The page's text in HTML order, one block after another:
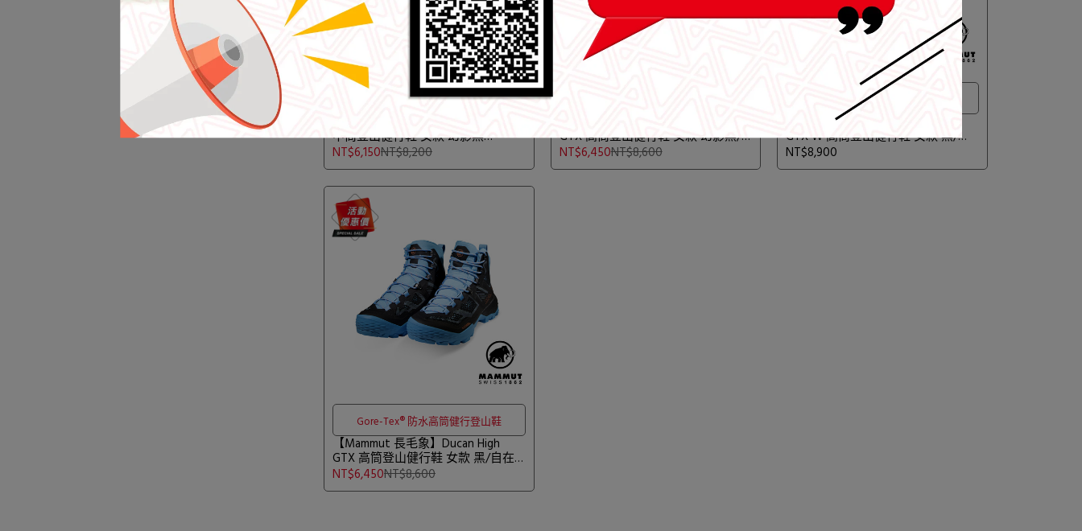
Gore-Tex® 防水中筒健行登山鞋
中筒登山健行鞋 女款 幻影黑
#3030-03551
NT$6,150NT$8,200
GTX 高筒登山健行鞋 女款 幻影黑/
桃紅 #3030-03481
NT$6,450NT$8,600
Gore-Tex® 防水高筒健行登山鞋
【Mammut 長毛象】Sapuen High
GTX W 高筒登山健行鞋 女款 黑/冰
冷霜 #3030-04251
NT$8,900
Gore-Tex® 防水高筒健行登山鞋
【Mammut 長毛象】Ducan High
GTX 高筒登山健行鞋 女款 黑/自在
藍 #3030-03481
NT$6,450NT$8,600